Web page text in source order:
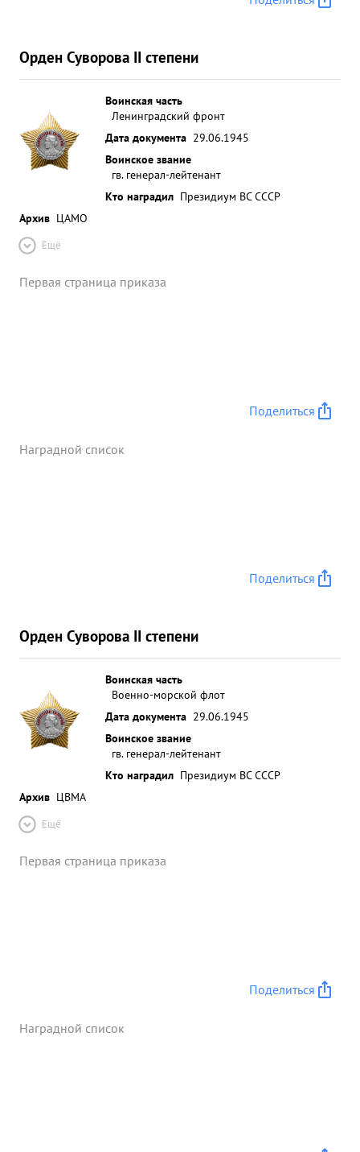
Орден Суворова II степени
Воинская часть
Ленинградский фронт
Дата документа 29.06.1945
Воинское звание
гв. генерал-лейтенант
Кто наградил Президиум ВС СССР
Архив ЦАМО
Ещё
Первая страница приказа
Поделиться
Наградной список
Поделиться
Орден Суворова II степени
Воинская часть
Военно-морской флот
Дата документа 29.06.1945
Воинское звание
гв. генерал-лейтенант
Кто наградил Президиум ВС СССР
Архив ЦВМА
Ещё
Первая страница приказа
Поделиться
Наградной список